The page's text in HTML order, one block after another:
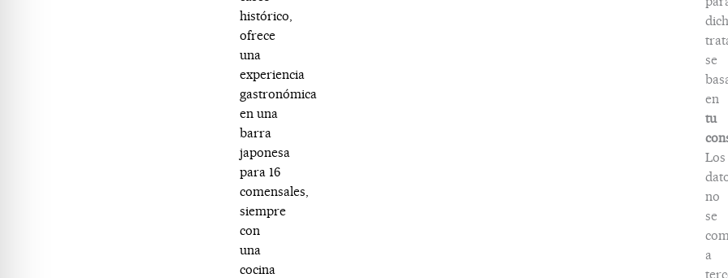
histórico,
ofrece
una
experiencia
gastronómica
en una
barra
japonesa
para 16
comensales,
siempre
con
una
cocina
se
en
tu
Los
no
se
a